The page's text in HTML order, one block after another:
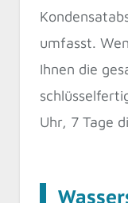
umfasst.
Ihnen die
Uhr, 7 Tage